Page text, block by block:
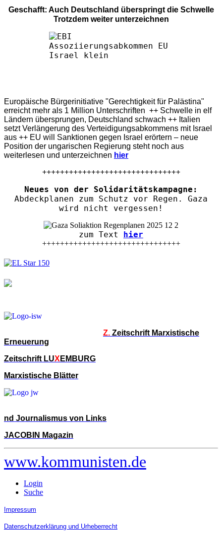
Geschafft: Auch Deutschland überspringt die Schwelle
Trotzdem weiter unterzeichnen
Europäische Bürgerinitiative "Gerechtigkeit für Palästina"
erreicht mehr als 1 Million Unterschriften ++ Schwelle in elf
Ländern übersprungen, Deutschland schwach ++ Italien
setzt Verlängerung des Verteidigungsabkommens mit Israel
aus ++ EU will Sanktionen gegen Israel erörtern – neue
Position der ungarischen Regierung steht noch aus
weiterlesen und unterzeichnen hier
+++++++++++++++++++++++++++++++
Neues von der Solidaritätskampagne:
Abdeckplanen zum Schutz vor Regen. Gaza
wird nicht vergessen!
zum Text hier
+++++++++++++++++++++++++++++++
Z. Zeitschrift Marxistische
Erneuerung
Zeitschrift LUX EMBURG
Marxistische Blätter
nd Journalismus von Links
JACOBIN Magazin
www.kommunisten.de
Login
Suche
Impressum
Datenschutzerklärung und Urheberrecht